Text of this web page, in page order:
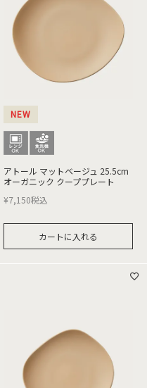
NEW
アトール マットベージュ 25.5cm
オーガニック クーププレート
¥7,150税込
カートに入れる